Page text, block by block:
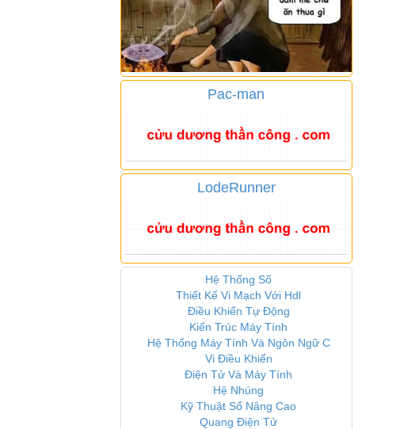
Pac-man
LodeRunner
Hệ Thống Số
Thiết Kế Vi Mạch Với Hdl
Điều Khiển Tự Động
Kiến Trúc Máy Tính
Hệ Thống Máy Tính Và Ngôn Ngữ C
Vi Điều Khiển
Điện Tử Và Máy Tính
Hệ Nhúng
Kỹ Thuật Số Nâng Cao
Quang Điện Tử